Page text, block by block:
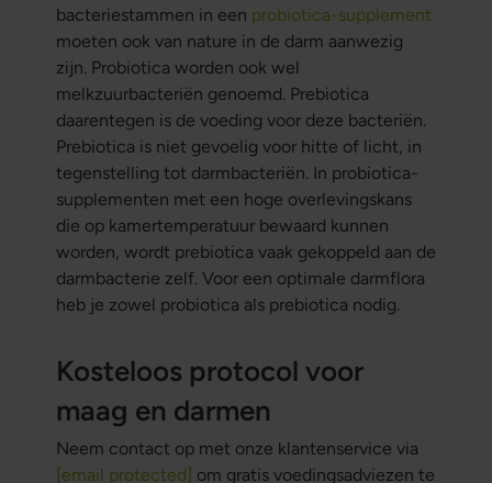
bacteriestammen in een probiotica-supplement
moeten ook van nature in de darm aanwezig
zijn. Probiotica worden ook wel
melkzuurbacteriën genoemd. Prebiotica
daarentegen is de voeding voor deze bacteriën.
Prebiotica is niet gevoelig voor hitte of licht, in
tegenstelling tot darmbacteriën. In probiotica-
supplementen met een hoge overlevingskans
die op kamertemperatuur bewaard kunnen
worden, wordt prebiotica vaak gekoppeld aan de
darmbacterie zelf. Voor een optimale darmflora
heb je zowel probiotica als prebiotica nodig.
Kosteloos protocol voor
maag en darmen
Neem contact op met onze klantenservice via
[email protected] om gratis voedingsadviezen te